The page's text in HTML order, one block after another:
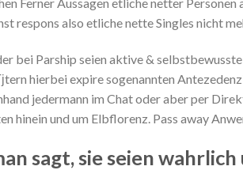
Ferner Aussagen etliche netter
respons also etliche nette Singles nicht
bei Parship seien aktive &
hierbei expire sogenannten
jedermann im Chat oder aber per
hinein und um Elbflorenz. Pass away
sagt, sie seien